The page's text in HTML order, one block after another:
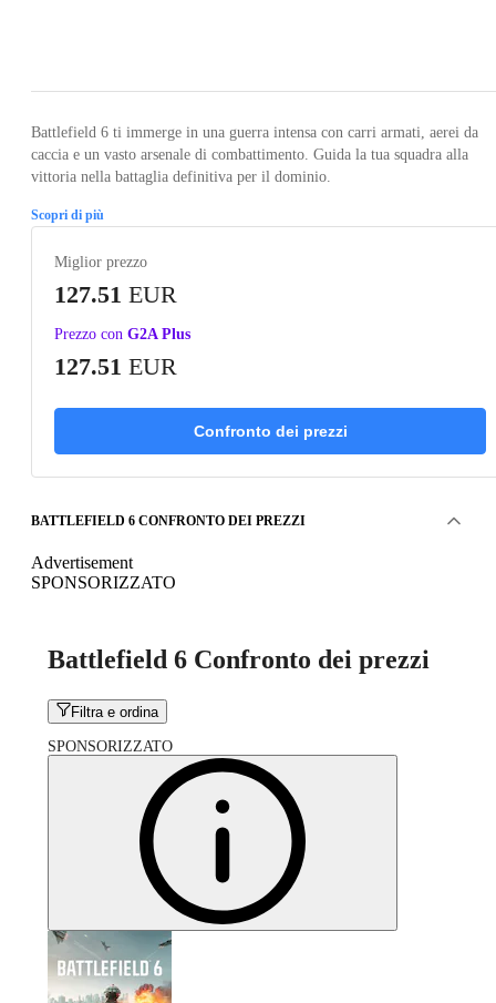
Battlefield 6 ti immerge in una guerra intensa con carri armati, aerei da
caccia e un vasto arsenale di combattimento. Guida la tua squadra alla
vittoria nella battaglia definitiva per il dominio.
Scopri di più
Miglior prezzo
127.51 EUR
Prezzo con G2A Plus
127.51 EUR
Confronto dei prezzi
BATTLEFIELD 6 CONFRONTO DEI PREZZI
Advertisement
SPONSORIZZATO
Battlefield 6 Confronto dei prezzi
Filtra e ordina
SPONSORIZZATO